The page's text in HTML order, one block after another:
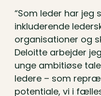
“Som leder har jeg
inkluderende
organisationer og
Deloitte arbejder
unge ambitiøse
ledere – som
potentiale, vi i